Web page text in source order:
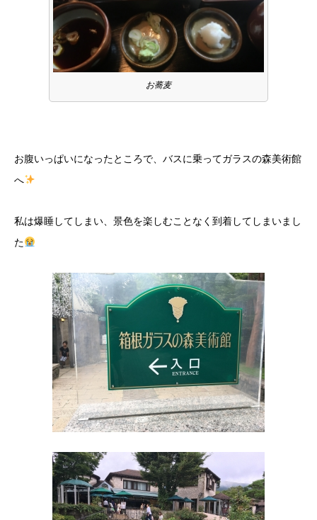
お蕎麦
お腹いっぱいになったところで、バスに乗ってガラスの森美術館
へ
私は爆睡してしまい、景色を楽しむことなく到着してしまいまし
た